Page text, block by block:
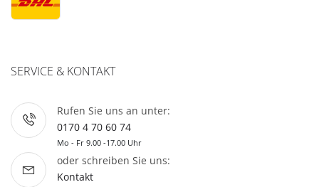
SERVICE & KONTAKT
Rufen Sie uns an unter:
0170 4 70 60 74
Mo - Fr 9.00 -17.00 Uhr
oder schreiben Sie uns:
Kontakt